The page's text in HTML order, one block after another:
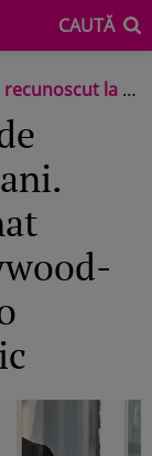
CAUTĂ
ului, surprinsă într-o apariție rară în public